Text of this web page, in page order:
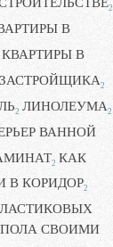
2
В
КВАРТИРЫ В
2
2 ЛИНОЛЕУМА2
ВАННОЙ
2 КАК
В КОРИДОР2
СВОИМИ